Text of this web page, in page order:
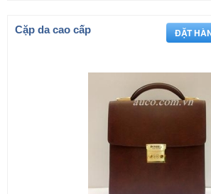
Cặp da cao cấp